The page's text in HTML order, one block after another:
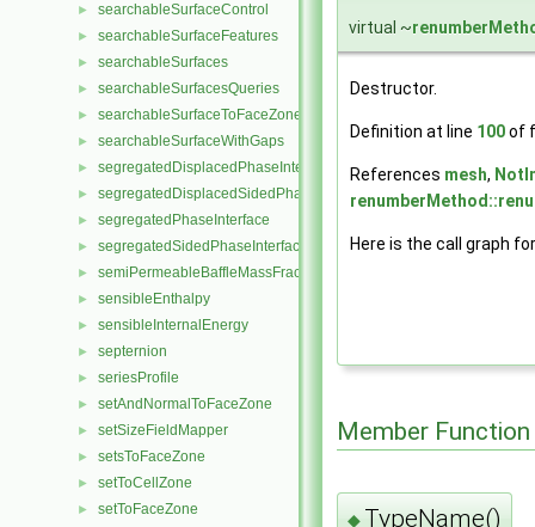
► searchableSurfaceControl
► searchableSurfaceFeatures
► searchableSurfaces
► searchableSurfacesQueries
► searchableSurfaceToFaceZone
► searchableSurfaceWithGaps
► segregatedDisplacedPhaseInterface
► segregatedDisplacedSidedPhaseInterface
► segregatedPhaseInterface
► segregatedSidedPhaseInterface
► semiPermeableBaffleMassFractionFvPatchScalarField
► sensibleEnthalpy
► sensibleInternalEnergy
► septernion
► seriesProfile
► setAndNormalToFaceZone
► setSizeFieldMapper
► setsToFaceZone
► setToCellZone
► setToFaceZone
virtual ~
Destructor.
Definition at line 100of
References mesh,
Here is the call graph
Member
◆ TypeName()